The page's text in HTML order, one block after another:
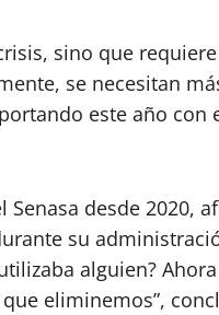
sino que
se necesitan
este año con
desde 2020,
su
alguien?
eliminemos”,